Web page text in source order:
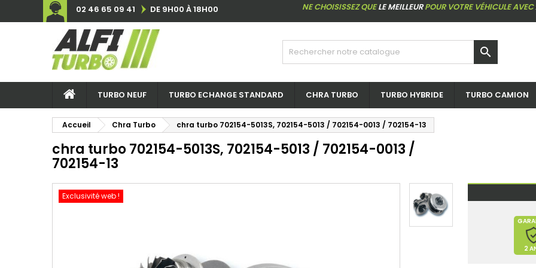
02 46 65 09 41 DE 9H00 À 18H00 NE CHOISISSEZ QUELE MEILLEURPOUR VOTRE VÉHICULE AVEC

TURBO NEUF TURBO ECHANGE STANDARD CHRA TURBO TURBO HYBRIDE TURBO CAMION
Accueil Chra Turbo chra turbo 702154-5013S, 702154-5013 / 702154-0013 / 702154-13
chra turbo 702154-5013S, 702154-5013 / 702154-0013 /
702154-13
Exclusivité web !
2